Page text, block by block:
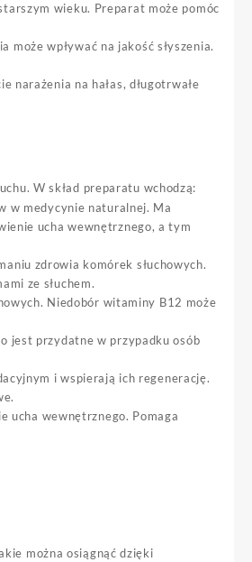
wieku. Preparat może pomóc
może wpływać na jakość słyszenia.
narażenia na hałas, długotrwałe
W skład preparatu wchodzą:
w medycynie naturalnej. Ma
ucha wewnętrznego, a tym
zdrowia komórek słuchowych.
ze słuchem.
Niedobór witaminy B12 może
jest przydatne w przypadku osób
i wspierają ich regenerację.
ucha wewnętrznego. Pomaga
można osiągnąć dzięki